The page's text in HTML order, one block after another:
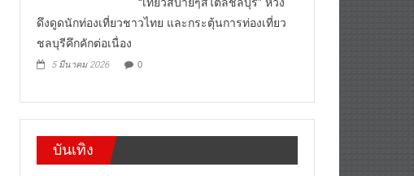
ดึงดูดนักท่องเที่ยวชาวไทย และกระตุ้นการท่องเที่ยว
ชลบุรีคึกคักต่อเนื่อง
5 มีนาคม 2026 0
บันเทิง